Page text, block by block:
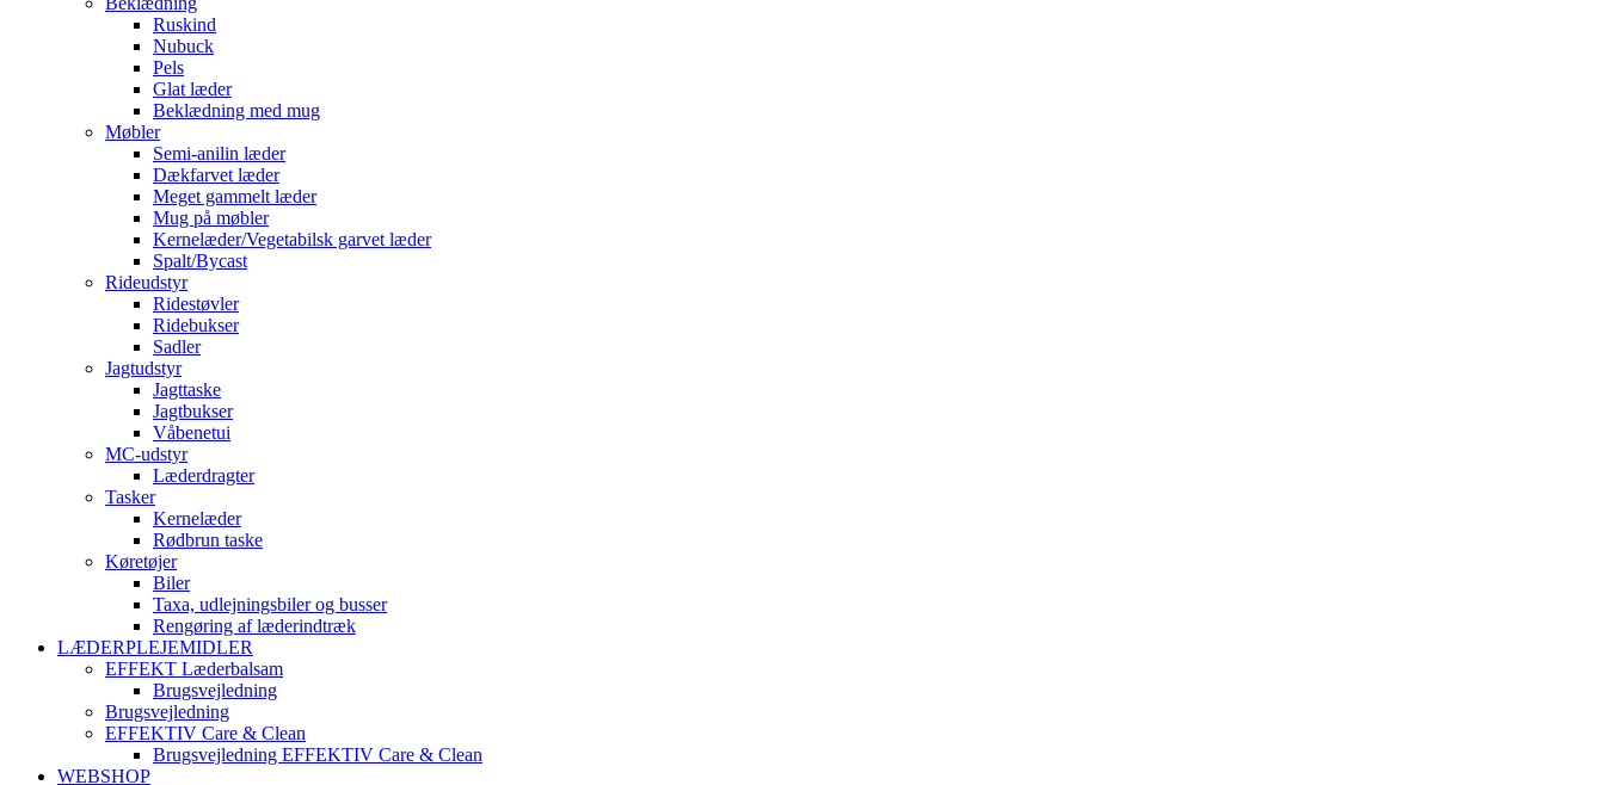
Ruskind
Nubuck
Pels
Glat læder
Beklædning med mug
Møbler
Semi-anilin læder
Dækfarvet læder
Meget gammelt læder
Mug på møbler
Kernelæder/Vegetabilsk garvet læder
Spalt/Bycast
Rideudstyr
Ridestøvler
Ridebukser
Sadler
Jagtudstyr
Jagttaske
Jagtbukser
Våbenetui
MC-udstyr
Læderdragter
Tasker
Kernelæder
Rødbrun taske
Køretøjer
Biler
Taxa, udlejningsbiler og busser
Rengøring af læderindtræk
LÆDERPLEJEMIDLER
EFFEKT Læderbalsam
Brugsvejledning
Brugsvejledning
EFFEKTIV Care & Clean
Brugsvejledning EFFEKTIV Care & Clean
WEBSHOP